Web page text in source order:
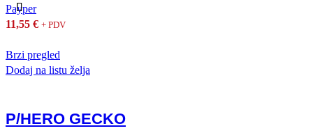
Payper
11,55 € + PDV
Brzi pregled
Dodaj na listu želja
P/HERO GECKO